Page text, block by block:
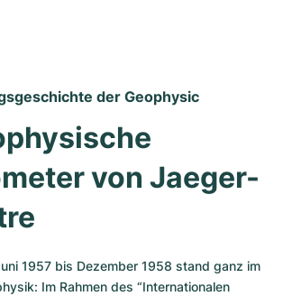
der Geophysic
von Jaeger-
1957 bis Dezember 1958 stand ganz im
Im Rahmen des “Internationalen